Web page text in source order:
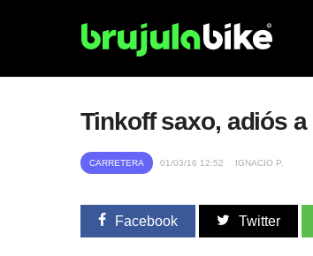
Tinkoff saxo, adiós
CARRETERA 01/03/16 12:52 IGNACIO P.
Facebook Twitter